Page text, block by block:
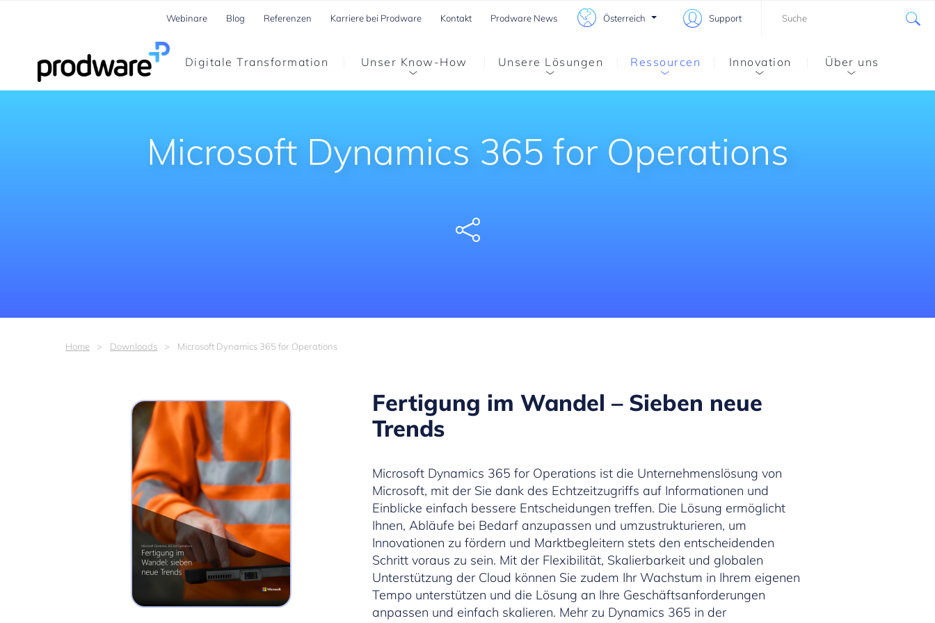
Webinare Blog Referenzen Karriere bei Prodware Kontakt Prodware News Österreich Support
Digitale Transformation Unser Know-How Unsere Lösungen Ressourcen Innovation Über uns
Microsoft Dynamics 365 for Operations
Home Downloads Microsoft Dynamics 365 for Operations
Fertigung im Wandel – Sieben neue
Trends
Microsoft Dynamics 365 for Operations ist die Unternehmenslösung von
Microsoft, mit der Sie dank des Echtzeitzugriffs auf Informationen und
Einblicke einfach bessere Entscheidungen treffen. Die Lösung ermöglicht
Ihnen, Abläufe bei Bedarf anzupassen und umzustrukturieren, um
Innovationen zu fördern und Marktbegleitern stets den entscheidenden
Schritt voraus zu sein. Mit der Flexibilität, Skalierbarkeit und globalen
Unterstützung der Cloud können Sie zudem Ihr Wachstum in Ihrem eigenen
Tempo unterstützen und die Lösung an Ihre Geschäftsanforderungen
anpassen und einfach skalieren. Mehr zu Dynamics 365 in der